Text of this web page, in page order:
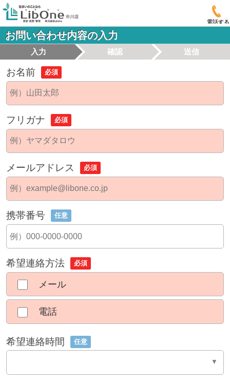
電話する
お問い合わせ内容の入力
入力 確認 送信
お名前 必須
フリガナ 必須
メールアドレス 必須
携帯番号 任意
希望連絡方法 必須
メール
電話
希望連絡時間 任意